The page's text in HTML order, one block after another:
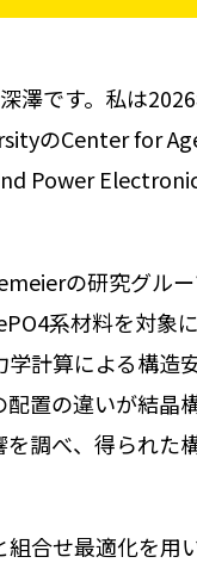
澤です。私は
のCenter for
Power
の研究グル
系材料を対象
計算による構造
置の違いが結晶
調べ、得られた
合せ最適化を用